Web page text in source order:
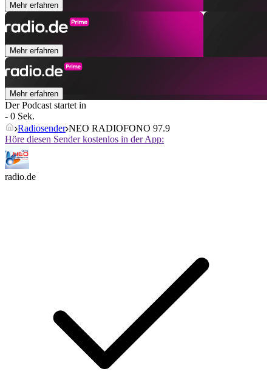
Mehr erfahren
Mehr erfahren
Mehr erfahren
Der Podcast startet in
- 0 Sek.
Radiosender NEO RADIOFONO 97.9
Höre diesen Sender kostenlos in der App:
radio.de